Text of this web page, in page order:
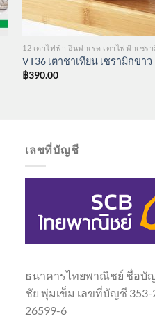
VT36 เตาชาเทียน เซรามิกขาว
฿390.00
เลขที่บัญชี
ธนาคารไทยพาณิชย์ ชื่อบั
ชัย พุ่มเข็ม เลขที่บัญชี 353-
26599-6